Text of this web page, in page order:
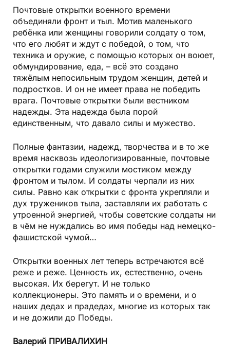
Почтовые открытки военного времени
объединяли фронт и тыл. Мотив маленького
ребёнка или женщины говорили солдату о том,
что его любят и ждут с победой, о том, что
техника и оружие, с помощью которых он воюет,
обмундирование, еда, – всё это создано
тяжёлым непосильным трудом женщин, детей и
подростков. И он не имеет права не победить
врага. Почтовые открытки были вестником
надежды. Эта надежда была порой
единственным, что давало силы и мужество.
Полные фантазии, надежд, творчества и в то же
время насквозь идеологизированные, почтовые
открытки годами служили мостиком между
фронтом и тылом. И солдаты черпали из них
силы. Равно как открытки с фронта укрепляли и
дух тружеников тыла, заставляли их работать с
утроенной энергией, чтобы советские солдаты ни
в чём не нуждались во имя победы над немецко-
фашистской чумой…
Открытки военных лет теперь встречаются всё
реже и реже. Ценность их, естественно, очень
высокая. Их берегут. И не только
коллекционеры. Это память и о времени, и о
наших дедах и прадедах, многие из которых так
и не дожили до Победы.
Валерий ПРИВАЛИХИН